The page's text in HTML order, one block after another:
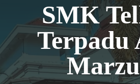
SMK
Terpadu